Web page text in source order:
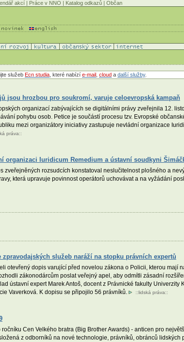
akcí | Práce v NNO | Katalog odkazů | Občan
služeb Ecn studia , které nabízí e-mail cloud a další služby.
jsou hrozbou pro soukromí, varuje celoevropská kampaň
organizací zabývajících se digitálními právy zveřejnila 12.
pohybu osob. Petice je součástí procesu tzv. Evropské
mezi organizátory iniciativy zastupuje nevládní organizace
práva::
organizaci Iuridicum Remedium a ústavní soudkyni
zveřejněných rozsudcích konstatoval neslučitelnost plošného a
která upravuje povinnost operátorů uchovávat a na vyžádání
služeb naráží na stopku právních expertů
otevřený dopis varující před novelou zákona o Policii, kterou mají
zákonodárcům poslat veřejný apel, aby odmítli zásadní
ústavní expert Marek Antoš, docent z Právnické fakulty Univerzity
Vaverková. K dopisu se připojilo 56 právníků.
::lidská práva::
Cen Velkého bratra (Big Brother Awards) - anticen pro
z odborníků na nové technologie, právníků, obránců lidských